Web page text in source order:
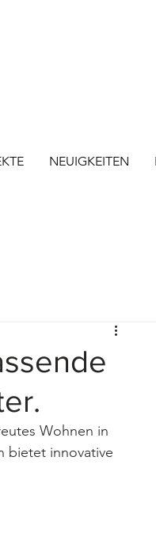
NEUIGKEITEN
Wohnen in
bietet innovative